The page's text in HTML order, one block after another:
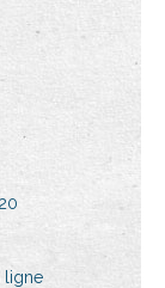
ligne